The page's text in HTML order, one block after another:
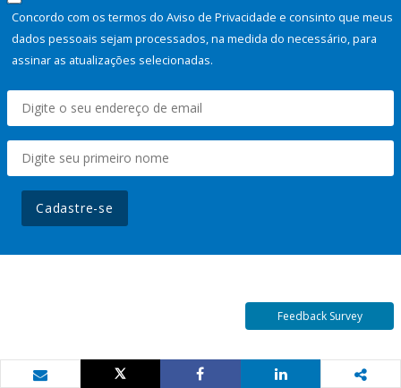
Concordo com os termos do Aviso de Privacidade e consinto que meus
dados pessoais sejam processados, na medida do necessário, para
assinar as atualizações selecionadas.
Cadastre-se
Feedback Survey